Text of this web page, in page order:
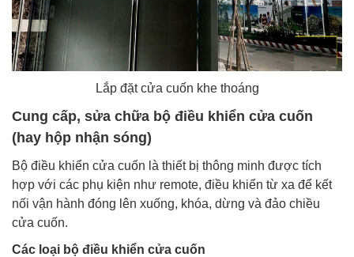
Lắp đặt cửa cuốn khe thoáng
Cung cấp, sửa chữa bộ điều khiển cửa cuốn
(hay hộp nhận sóng)
Bộ điều khiển cửa cuốn là thiết bị thông minh được tích
hợp với các phụ kiện như remote, điều khiển từ xa để kết
nối vận hành đóng lên xuống, khóa, dừng và đảo chiều
cửa cuốn.
Các loại bộ điều khiển cửa cuốn